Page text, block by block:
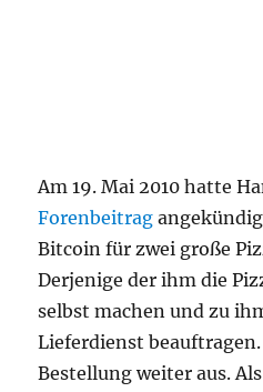
Am 19. Mai 2010 hatte
Forenbeitrag
Bitcoin für zwei große
Derjenige der ihm die
selbst machen und zu
Lieferdienst
Bestellung weiter aus.